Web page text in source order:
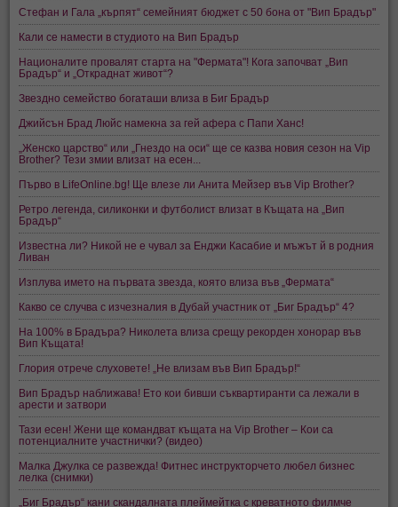
Стефан и Гала „кърпят“ семейният бюджет с 50 бона от "Вип Брадър"
Кали се намести в студиото на Вип Брадър
Националите провалят старта на "Фермата"! Кога започват „Вип
Брадър“ и „Откраднат живот“?
Звездно семейство богаташи влиза в Биг Брадър
Джийсън Брад Люйс намекна за гей афера с Папи Ханс!
„Женско царство“ или „Гнездо на оси“ ще се казва новия сезон на Vip
Brother? Тези змии влизат на есен...
Първо в LifeOnline.bg! Ще влезе ли Анита Мейзер във Vip Brother?
Ретро легенда, силиконки и футболист влизат в Къщата на „Вип
Брадър“
Известна ли? Никой не е чувал за Енджи Касабие и мъжът й в родния
Ливан
Изплува името на първата звезда, която влиза във „Фермата“
Какво се случва с изчезналия в Дубай участник от „Биг Брадър“ 4?
На 100% в Брадъра? Николета влиза срещу рекорден хонорар във
Вип Къщата!
Глория отрече слуховете! „Не влизам във Вип Брадър!“
Вип Брадър наближава! Ето кои бивши съквартиранти са лежали в
арести и затвори
Тази есен! Жени ще командват къщата на Vip Brother – Кои са
потенциалните участнички? (видео)
Малка Джулка се развежда! Фитнес инструкторчето любел бизнес
лелка (снимки)
„Биг Брадър“ кани скандалната плеймейтка с креватното филмче